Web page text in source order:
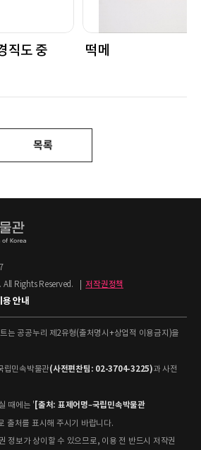
직도 중
떡메
목록
Rights Reserved.
저작권정책
안내
는 공공누리 제2유형(출처명시+상업적 이용금지)을
립민속박물관(사전편찬팀: 02-3704-3225)과 사전
때에는 ' [출처: 표제어명–국립민속박물관
출처를 표시해 주시기 바랍니다.
정보가 상이할 수 있으므로, 이용 전 반드시 저작권